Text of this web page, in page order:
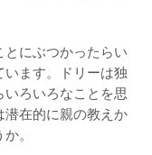
にぶつかったらい
ます。ドリーは独
ろいろなことを思
在的に親の教えか
。